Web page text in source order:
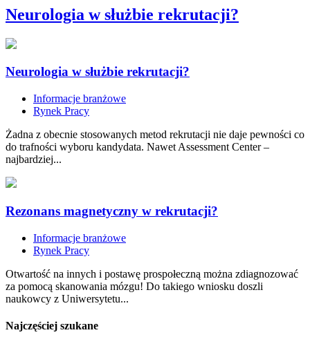
Neurologia w służbie rekrutacji?
Neurologia w służbie rekrutacji?
Informacje branżowe
Rynek Pracy
Żadna z obecnie stosowanych metod rekrutacji nie daje pewności co
do trafności wyboru kandydata. Nawet Assessment Center –
najbardziej...
Rezonans magnetyczny w rekrutacji?
Informacje branżowe
Rynek Pracy
Otwartość na innych i postawę prospołeczną można zdiagnozować
za pomocą skanowania mózgu! Do takiego wniosku doszli
naukowcy z Uniwersytetu...
Najczęściej szukane